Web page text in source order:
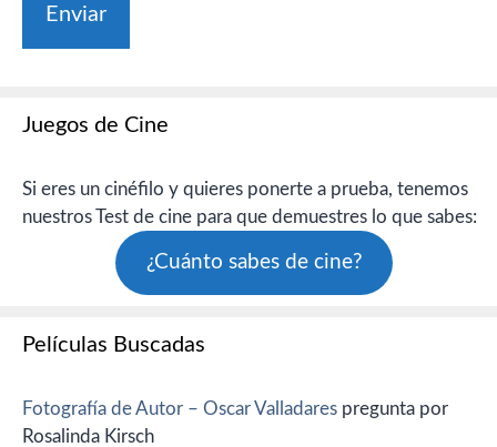
Juegos de Cine
Si eres un cinéfilo y quieres ponerte a prueba, tenemos
nuestros Test de cine para que demuestres lo que sabes:
¿Cuánto sabes de cine?
Películas Buscadas
Fotografía de Autor – Oscar Valladares pregunta por
Rosalinda Kirsch